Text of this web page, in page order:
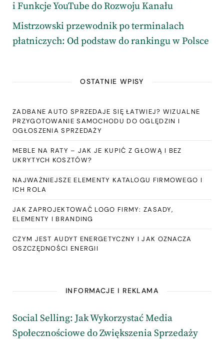
i Funkcje YouTube do Rozwoju Kanału
Mistrzowski przewodnik po terminalach
płatniczych: Od podstaw do rankingu w Polsce
OSTATNIE WPISY
ZADBANE AUTO SPRZEDAJE SIĘ ŁATWIEJ? WIZUALNE
PRZYGOTOWANIE SAMOCHODU DO OGLĘDZIN I
OGŁOSZENIA SPRZEDAŻY
MEBLE NA RATY – JAK JE KUPIĆ Z GŁOWĄ I BEZ
UKRYTYCH KOSZTÓW?
NAJWAŻNIEJSZE ELEMENTY KATALOGU FIRMOWEGO I
ICH ROLA
JAK ZAPROJEKTOWAĆ LOGO FIRMY: ZASADY,
ELEMENTY I BRANDING
CZYM JEST AUDYT ENERGETYCZNY I JAK OZNACZA
OSZCZĘDNOŚCI ENERGII
INFORMACJE I REKLAMA
Social Selling: Jak Wykorzystać Media
Społecznościowe do Zwiększenia Sprzedaży